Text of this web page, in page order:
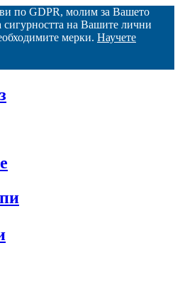
ви по GDPR, молим за Вашето
сигурността на Вашите лични
мерки. Научете